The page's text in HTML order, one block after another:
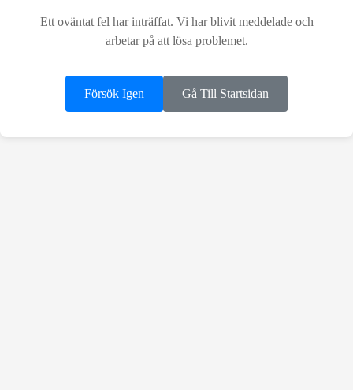
Ett oväntat fel har inträffat. Vi har blivit meddelade och
arbetar på att lösa problemet.
Försök Igen Gå Till Startsidan